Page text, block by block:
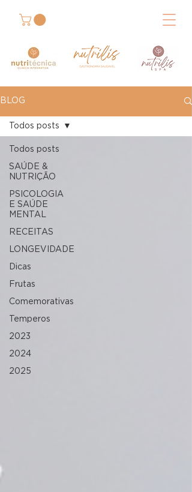
BLOG
Todos posts
SAÚDE &
NUTRIÇÃO
PSICOLOGIA
E SAÚDE
MENTAL
RECEITAS
LONGEVIDADE
Dicas
Frutas
Comemorativas
Temperos
2023
2024
2025
Todos posts